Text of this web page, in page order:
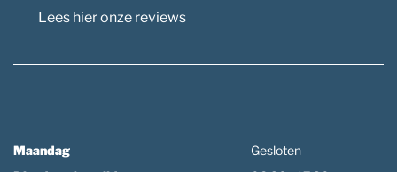
Lees hier onze reviews
Maandag
Gesloten